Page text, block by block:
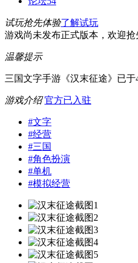
试玩抢先体验了解试玩
游戏尚未发布正式版本，欢迎
温馨提示
三国文字手游《汉末征途》已
游戏介绍 官方已入驻
#文字
#经营
#三国
#角色扮演
#单机
#模拟经营